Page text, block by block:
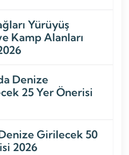
Yürüyüş
Kamp Alanları
Denize
25 Yer Önerisi
Girilecek 50
2026